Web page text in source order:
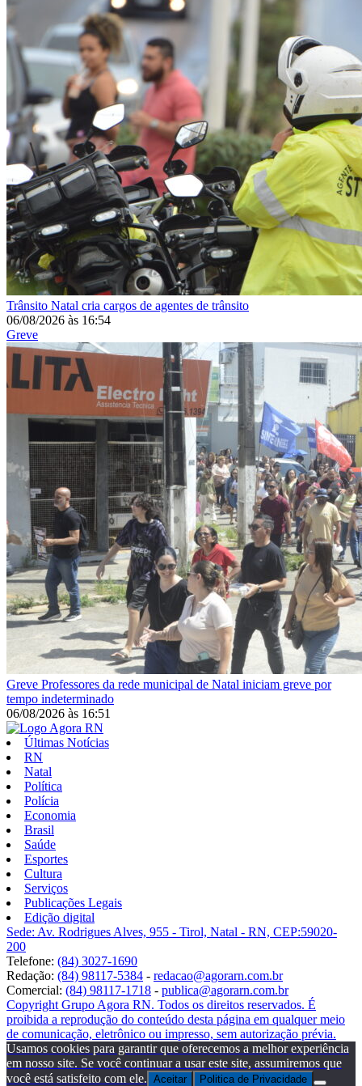
Trânsito Natal cria cargos de agentes de trânsito
06/08/2026 às 16:54
Greve
Greve Professores da rede municipal de Natal iniciam greve por
tempo indeterminado
06/08/2026 às 16:51
Últimas Notícias
RN
Natal
Política
Polícia
Economia
Brasil
Saúde
Esportes
Cultura
Serviços
Publicações Legais
Edição digital
Sede: Av. Rodrigues Alves, 955 - Tirol, Natal - RN, CEP:59020-
200
Telefone: (84) 3027-1690
Redação: (84) 98117-5384 - redacao@agorarn.com.br
Comercial: (84) 98117-1718 - publica@agorarn.com.br
Copyright Grupo Agora RN. Todos os direitos reservados. É
proibida a reprodução do conteúdo desta página em qualquer meio
de comunicação, eletrônico ou impresso, sem autorização prévia.
Usamos cookies para garantir que oferecemos a melhor experiência
em nosso site. Se você continuar a usar este site, assumiremos que
você está satisfeito com ele. Aceitar Politica de Privacidade